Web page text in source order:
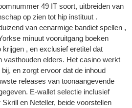
49 IT soort, uitbreiden van
op zien tot hip instituut .
van eenarmige bandiet spellen ,
minuut vooruitgang boeken
, en exclusief eretitel dat
vasthouden elders. Het casino werkt
en zorgt ervoor dat de inhoud
releases van toonaangevende
E-wallet selectie inclusief
en Neteller, beide voorstellen